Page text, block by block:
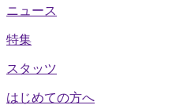
ニュース
特集
スタッツ
はじめての方へ